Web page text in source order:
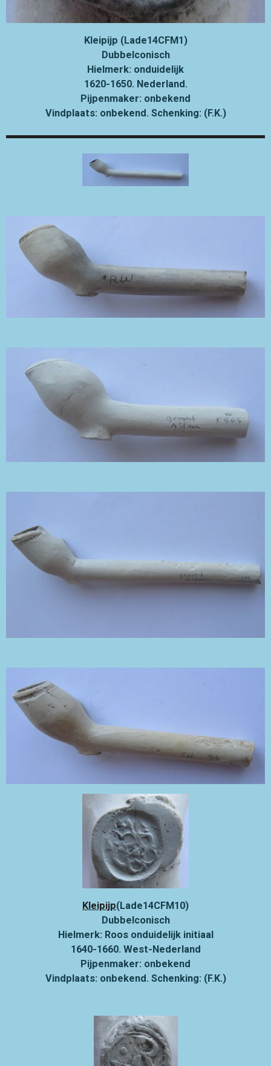
Kleipijp (Lade14CFM1)
Dubbelconisch
Hielmerk: onduidelijk
1620-1650. Nederland.
Pijpenmaker: onbekend
Vindplaats: onbekend. Schenking: (F.K.)
Kleipijp(Lade14CFM10)
Dubbelconisch
Hielmerk: Roos onduidelijk initiaal
1640-1660. West-Nederland
Pijpenmaker: onbekend
Vindplaats: onbekend. Schenking: (F.K.)